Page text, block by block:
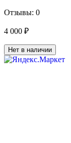
Отзывы: 0
4 000 ₽
Нет в наличии